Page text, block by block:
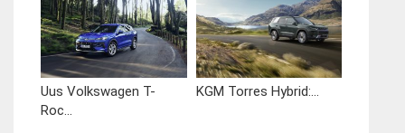
Uus Volkswagen T-
Roc...
KGM Torres Hybrid:...